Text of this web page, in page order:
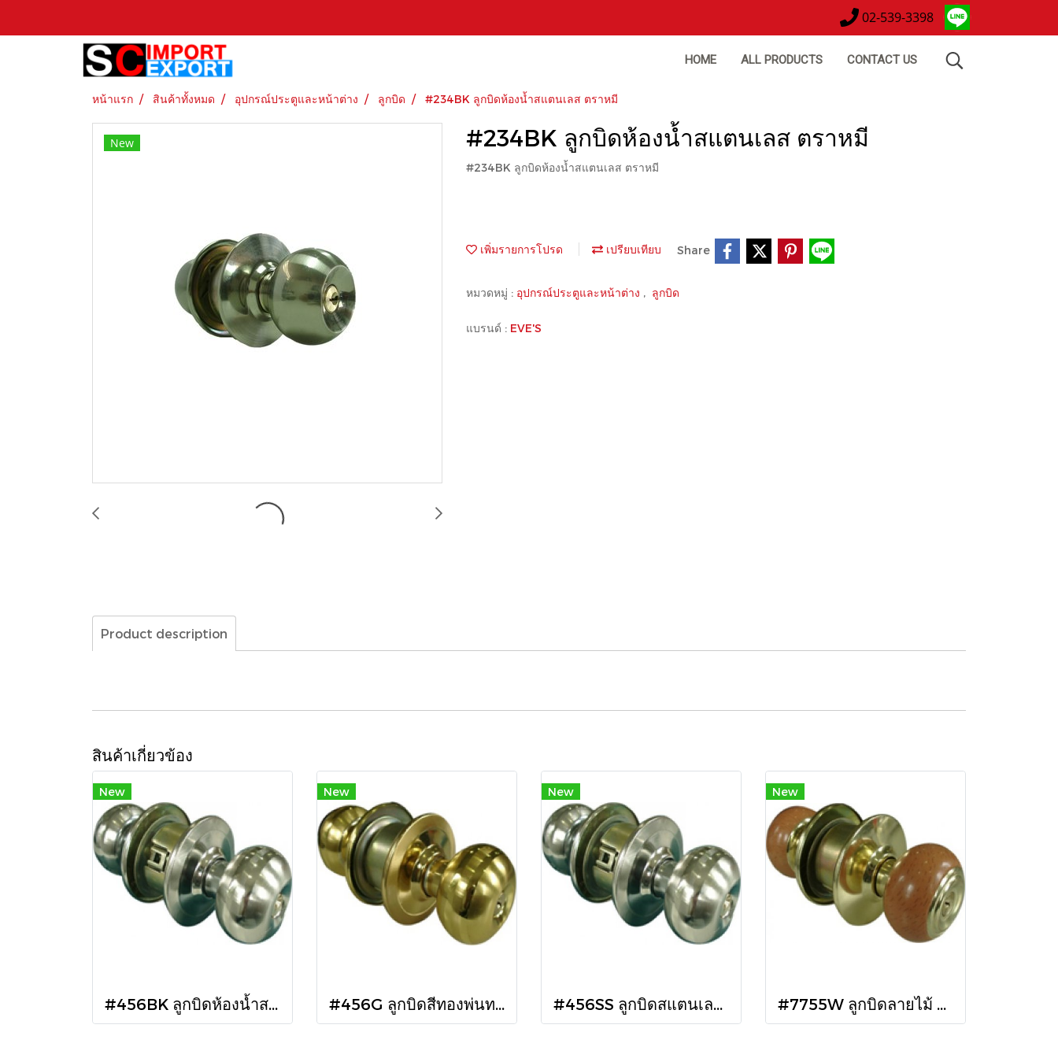
02-539-3398
HOME ALL PRODUCTS CONTACT US
หน้าแรก สินค้าทั้งหมด อุปกรณ์ประตูและหน้าต่าง ลูกบิด #234BK ลูกบิดห้องน้ำสแตนเลส ตราหมี
New #234BK ลูกบิดห้องน้ำสแตนเลส ตราหมี
#234BK ลูกบิดห้องน้ำสแตนเลส ตราหมี
เพิ่มรายการโปรด เปรียบเทียบ Share
หมวดหมู่ : อุปกรณ์ประตูและหน้าต่าง , ลูกบิด
แบรนด์ : EVE'S
Product description
สินค้าเกี่ยวข้อง
New
#456BK ลูกบิดห้องน้ำสแตนเลส จานใหญ่ตราหมี
New
#456G ลูกบิดสีทองพ่นทราย จานใหญ่ ตราหมี
New
#456SS ลูกบิดสแตนเลส พ่นทราย จานใหญ่ตราหมี
New
#7755W ลูกบิดลายไม้ ตราหมี (จานใหญ่)